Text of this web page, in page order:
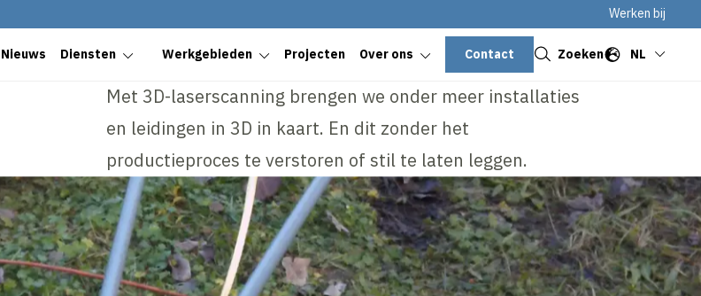
Werken bij
Nieuws Diensten Werkgebieden Projecten Over ons Contact NL
Zoeken
Met 3D-laserscanning brengen we onder meer installaties
en leidingen in 3D in kaart. En dit zonder het
productieproces te verstoren of stil te laten leggen.
Sluiten